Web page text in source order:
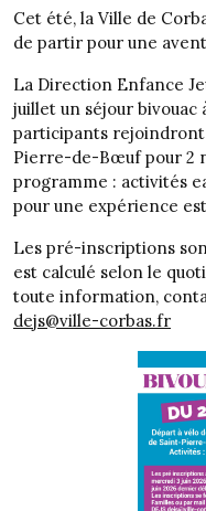
Cet été, la Ville de
de partir pour une
La Direction Enfance
juillet un séjour bivouac
participants rejoindront
Pierre-de-Bœuf pour 2
programme : activités
pour une expérience
Les pré-inscriptions
est calculé selon le
toute information,
dejs@ville-corbas.fr